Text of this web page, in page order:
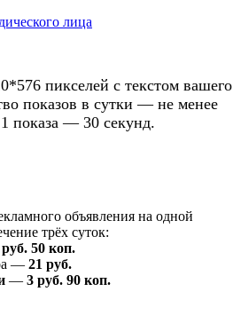
лица
пикселей с текстом вашего
показов в сутки — не менее
показа — 30 секунд.
объявления на одной
трёх суток:
50 коп.
— 21 руб.
— 3 руб. 90 коп.